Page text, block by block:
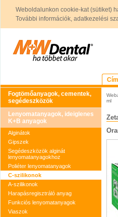
Weboldalunkon cookie-kat (sütiket)
További információk, adatkezelési
Fogtömőanyagok, cementek,
segédeszközök
Lenyomatanyagok, ideiglenes
K+B anyagok
Alginátok
Gipszek
Segédeszközök alginát
lenyomatanyagokhoz
Poliéter lenyomatanyagok
C-szilikonok
A-szilikonok
Harapásregisztráló anyag
Funkciós lenyomatanyagok
Viaszok
ml